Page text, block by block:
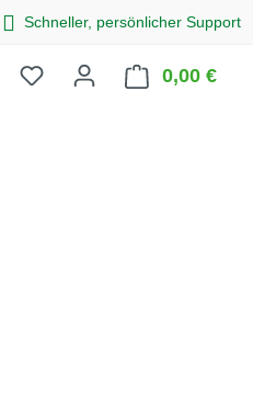
Schneller, persönlicher Support
0,00 €